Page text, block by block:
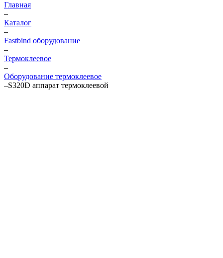
Главная
–
Каталог
–
Fastbind оборудование
–
Термоклеевое
–
Оборудование термоклеевое
–S320D аппарат термоклеевой